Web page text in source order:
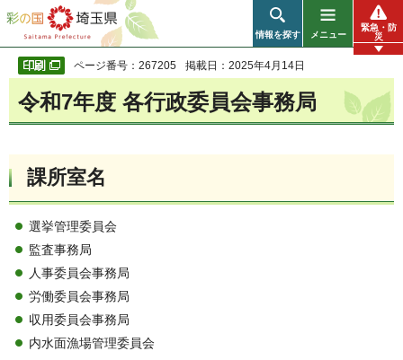
彩の国 埼玉県
情報を探す メニュー
緊急・防
災
ページ番号：267205 掲載日：2025年4月14日
令和7年度 各行政委員会事務局
課所室名
選挙管理委員会
監査事務局
人事委員会事務局
労働委員会事務局
収用委員会事務局
内水面漁場管理委員会